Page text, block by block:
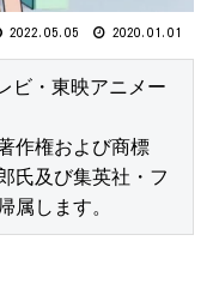
2022.05.05 2020.01.01
ビ・東映アニメー
作権および商標
氏及び集英社・フ
属します。